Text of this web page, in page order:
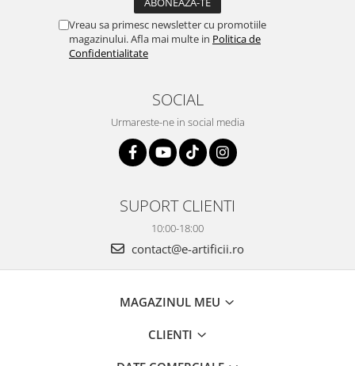
Vreau sa primesc newsletter cu promotiile
magazinului. Afla mai multe in Politica de
Confidentialitate
SOCIAL
Urmareste-ne in social media
SUPORT CLIENTI
10:00-18:00
contact@e-artificii.ro
MAGAZINUL MEU
CLIENTI